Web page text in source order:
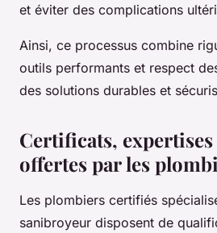
et éviter des complications
Ainsi, ce processus combine
outils performants et respect
des solutions durables et
Certificats,
offertes par les
Les plombiers certifiés
sanibroyeur disposent de